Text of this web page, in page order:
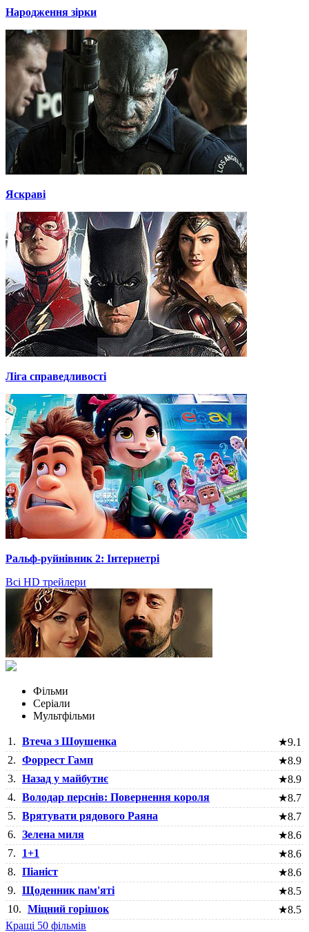
Народження зірки
Яскраві
Ліга справедливості
Ральф-руйнівник 2: Інтернетрі
Всі HD трейлери
Фільми
Серіали
Мультфільми
1. Втеча з Шоушенка ★9.1
2. Форрест Гамп ★8.9
3. Назад у майбутнє ★8.9
4. Володар перснів: Повернення короля ★8.7
5. Врятувати рядового Раяна ★8.7
6. Зелена миля ★8.6
7.
1+1 ★8.6
8. Піаніст ★8.6
9. Щоденник пам'яті ★8.5
10. Міцний горішок ★8.5
Кращі 50 фільмів